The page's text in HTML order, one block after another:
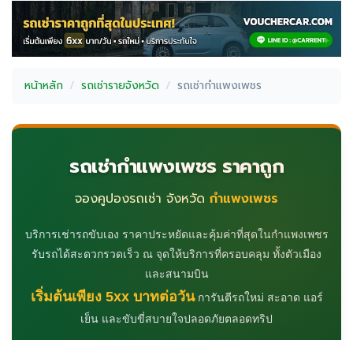
หน้าหลัก รถเช่ารายจังหวัด รถเช่ากำแพงเพชร
รถเช่ากำแพงเพชร ราคาถูก
จองคูปองรถเช่า จังหวัด กำแพงเพชร
บริการเช่ารถขับเอง ราคาประหยัดและคุ้มค่าที่สุดในกำแพงเพชร
รับรถได้สะดวกรวดเร็ว ณ จุดให้บริการที่ครอบคลุม ทั้งตัวเมือง
และสนามบิน
เริ่มต้นเพียง 5xx บาทต่อวันการันตีรถใหม่ สะอาด แอร์
เย็น และขับขี่สบายใจปลอดภัยตลอดทริป